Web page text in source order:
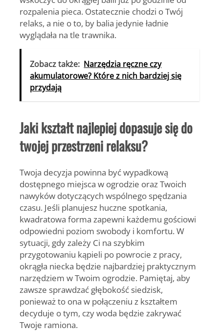
rozpalenia pieca. Ostatecznie chodzi o Twój
relaks, a nie o to, by balia jedynie ładnie
wyglądała na tle trawnika.
Zobacz także: Narzędzia ręczne czy
akumulatorowe? Które z nich bardziej się
przydają
Jaki kształt najlepiej dopasuje się do
twojej przestrzeni relaksu?
Twoja decyzja powinna być wypadkową
dostępnego miejsca w ogrodzie oraz Twoich
nawyków dotyczących wspólnego spędzania
czasu. Jeśli planujesz huczne spotkania,
kwadratowa forma zapewni każdemu gościowi
odpowiedni poziom swobody i komfortu. W
sytuacji, gdy zależy Ci na szybkim
przygotowaniu kąpieli po powrocie z pracy,
okrągła niecka będzie najbardziej praktycznym
narzędziem w Twoim ogrodzie. Pamiętaj, aby
zawsze sprawdzać głębokość siedzisk,
ponieważ to ona w połączeniu z kształtem
decyduje o tym, czy woda będzie zakrywać
Twoje ramiona.